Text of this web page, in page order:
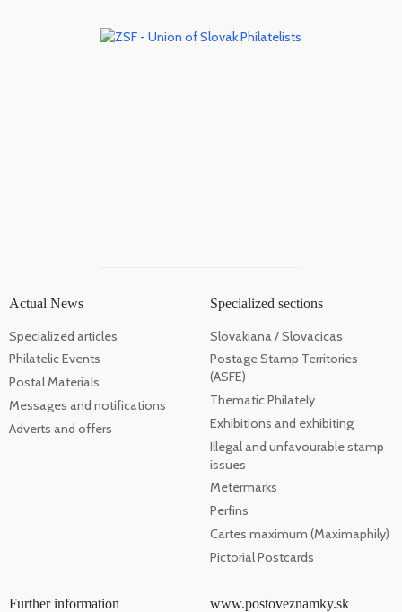
Actual News
Specialized articles
Philatelic Events
Postal Materials
Messages and notifications
Adverts and offers
Specialized sections
Slovakiana / Slovacicas
Postage Stamp Territories
(ASFE)
Thematic Philately
Exhibitions and exhibiting
Illegal and unfavourable stamp
issues
Metermarks
Perfins
Cartes maximum (Maximaphily)
Pictorial Postcards
Further information www.postoveznamky.sk